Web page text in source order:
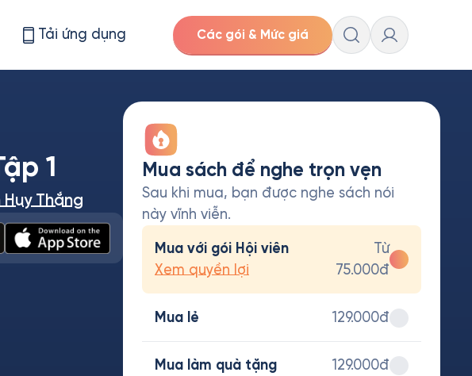
Tải ứng dụng Các gói & Mức giá
1
Huy Thắng
Mua sách để nghe trọn vẹn
Sau khi mua, bạn được nghe sách nói
này vĩnh viễn.
Mua với gói Hội viên
Xem quyền lợi
Từ
75.000đ
Mua lẻ 129.000đ
Mua làm quà tặng 129.000đ